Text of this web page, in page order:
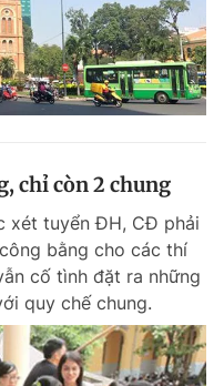
chỉ còn 2 chung
xét tuyển ĐH, CĐ phải
bằng cho các thí
cố tình đặt ra những
quy chế chung.